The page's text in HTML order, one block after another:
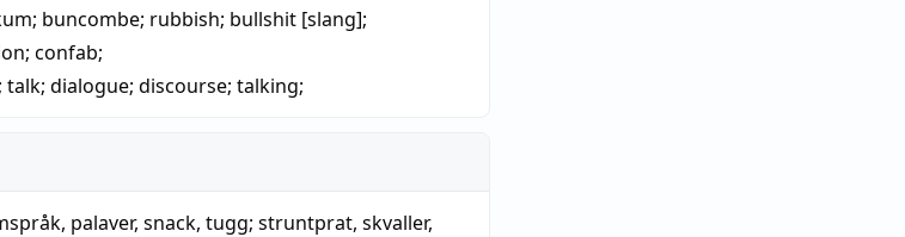
; buncombe; rubbish; bullshit [slang];
; confab;
; talk; dialogue; discourse; talking;
, palaver, snack, tugg; struntprat, skvaller,